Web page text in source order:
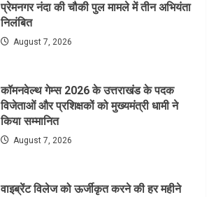
प्रेमनगर नंदा की चौकी पुल मामले में तीन अभियंता
निलंबित
August 7, 2026
कॉमनवेल्थ गेम्स 2026 के उत्तराखंड के पदक
विजेताओं और प्रशिक्षकों को मुख्यमंत्री धामी ने
किया सम्मानित
August 7, 2026
वाइब्रेंट विलेज को ऊर्जीकृत करने की हर महीने